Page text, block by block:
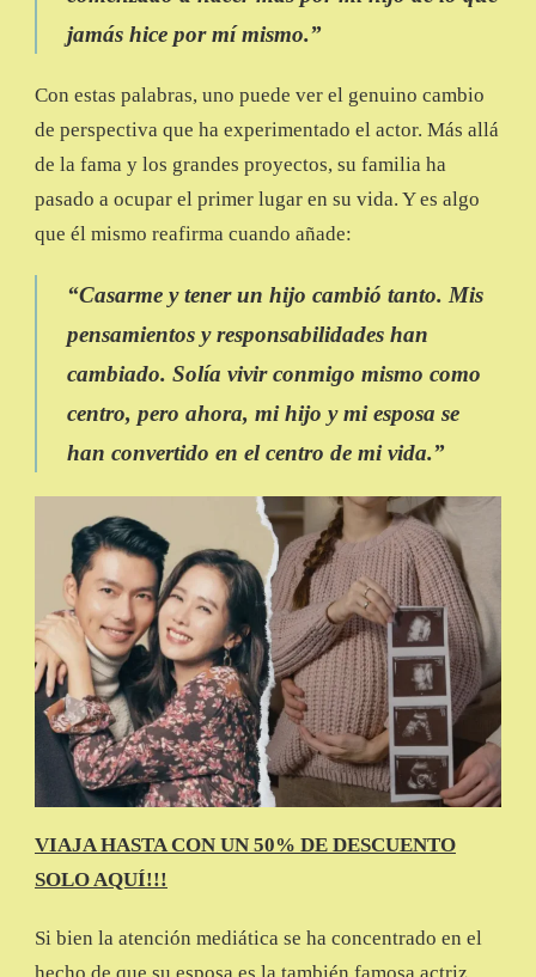
jamás hice por mí mismo.”
Con estas palabras, uno puede ver el genuino cambio
de perspectiva que ha experimentado el actor. Más allá
de la fama y los grandes proyectos, su familia ha
pasado a ocupar el primer lugar en su vida. Y es algo
que él mismo reafirma cuando añade:
“Casarme y tener un hijo cambió tanto. Mis
pensamientos y responsabilidades han
cambiado. Solía vivir conmigo mismo como
centro, pero ahora, mi hijo y mi esposa se
han convertido en el centro de mi vida.”
VIAJA HASTA CON UN 50% DE DESCUENTO
SOLO AQUÍ!!!
Si bien la atención mediática se ha concentrado en el